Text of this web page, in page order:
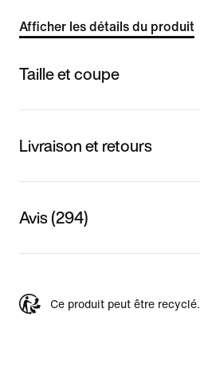
Afficher les détails du produit
Taille et coupe
Livraison et retours
Avis (294)
Ce produit peut être recyclé.